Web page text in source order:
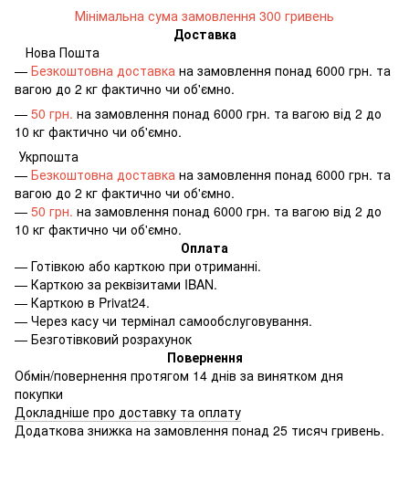
Мінімальна сума замовлення 300 гривень
Доставка
Нова Пошта
— Безкоштовна доставка на замовлення понад 6000 грн. та
вагою до 2 кг фактично чи об'ємно.
— 50 грн. на замовлення понад 6000 грн. та вагою від 2 до
10 кг фактично чи об'ємно.
Укрпошта
— Безкоштовна доставка на замовлення понад 6000 грн. та
вагою до 2 кг фактично чи об'ємно.
— 50 грн. на замовлення понад 6000 грн. та вагою від 2 до
10 кг фактично чи об'ємно.
Оплата
— Готівкою або карткою при отриманні.
— Карткою за реквізитами IBAN.
— Карткою в Privat24.
— Через касу чи термінал самообслуговування.
— Безготівковий розрахунок
Повернення
Обмін/повернення протягом 14 днів за винятком дня
покупки
Докладніше про доставку та оплату
Додаткова знижка на замовлення понад 25 тисяч гривень.